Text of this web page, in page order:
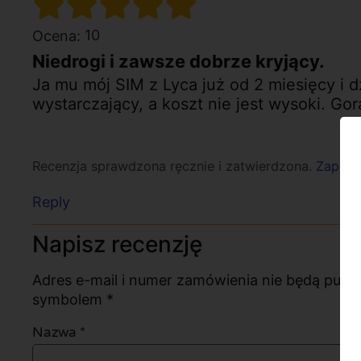
Ocena: 10
Niedrogi i zawsze dobrze kryjący.
Ja mu mój SIM z Lyca już od 2 miesięcy i
wystarczający, a koszt nie jest wysoki.
Recenzja sprawdzona ręcznie i zatwierdzona.
Reply
Napisz recenzję
Adres e-mail i numer zamówienia nie będą
symbolem *
Nazwa *